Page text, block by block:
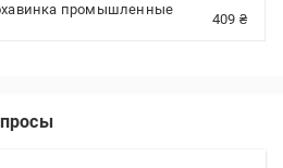
промышленные
409 ₴